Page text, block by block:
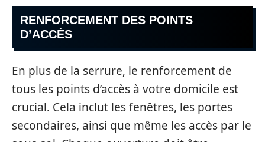
RENFORCEMENT DES POINTS
D’ACCÈS
En plus de la serrure, le renforcement de
tous les points d’accès à votre domicile est
crucial. Cela inclut les fenêtres, les portes
secondaires, ainsi que même les accès par le